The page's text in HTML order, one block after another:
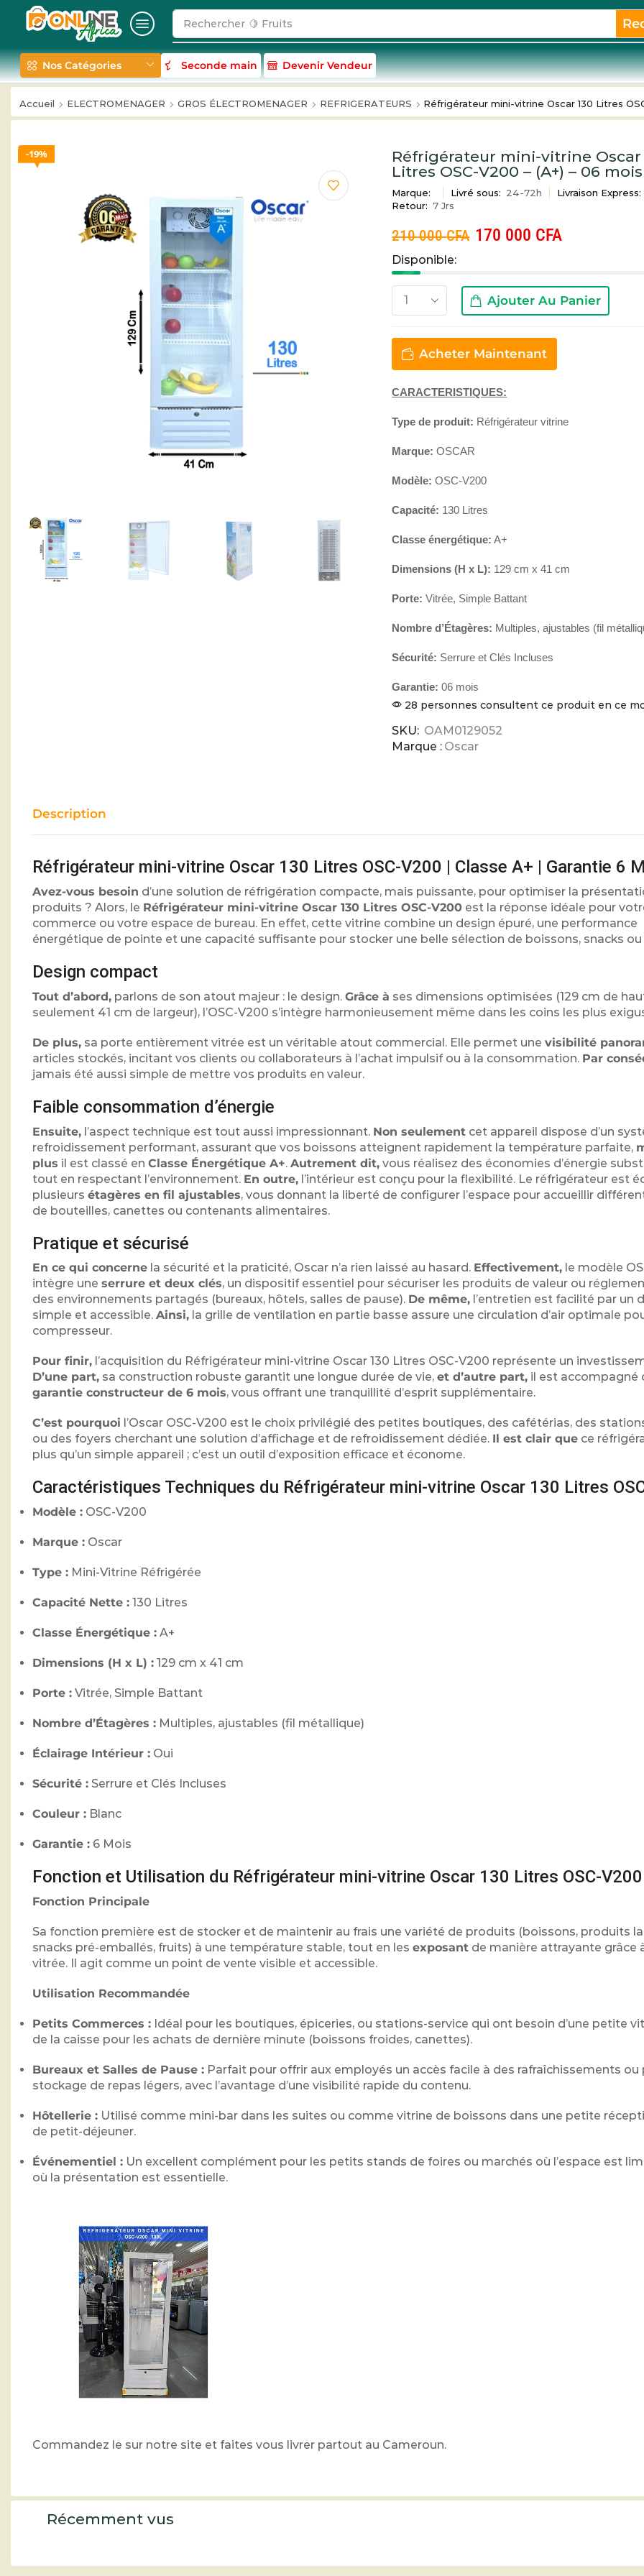
Rechercher 🍋 Fruits
Nos Catégories Seconde main Devenir Vendeur
Accueil ELECTROMENAGER GROS ÉLECTROMENAGER REFRIGERATEURS Réfrigérateur mini-vitrine Oscar 130 Litres
19%
Réfrigérateur mini-vitrine Oscar
Litres OSC-V200 – (A+) – 06 mois
Marque: Livré sous: 24-72h Livraison Express:
Retour: 7 Jrs
210 000CFA 170 000 CFA
Disponible:
Ajouter Au Panier
Acheter Maintenant
CARACTERISTIQUES:
Type de produit: Réfrigérateur vitrine
Marque: OSCAR
Modèle: OSC-V200
Capacité: 130 Litres
Classe énergétique: A+
Dimensions (H x L): 129 cm x 41 cm
Porte: Vitrée, Simple Battant
Nombre d’Étagères: Multiples, ajustables (fil
Sécurité: Serrure et Clés Incluses
Garantie: 06 mois
28 personnes consultent ce produit en ce
SKU: OAM0129052
Marque : Oscar
Description
Réfrigérateur mini-vitrine Oscar 130 Litres OSC-V200 | Classe A+ | Garantie 6
Avez-vous besoin d’une solution de réfrigération compacte, mais puissante, pour optimiser la
produits ? Alors, le Réfrigérateur mini-vitrine Oscar 130 Litres OSC-V200 est la réponse idéale pour
commerce ou votre espace de bureau. En effet, cette vitrine combine un design épuré, une performance
énergétique de pointe et une capacité suffisante pour stocker une belle sélection de boissons, snacks
Design compact
Tout d’abord, parlons de son atout majeur : le design. Grâce à ses dimensions optimisées (129 cm de
seulement 41 cm de largeur), l’OSC-V200 s’intègre harmonieusement même dans les coins les plus
De plus, sa porte entièrement vitrée est un véritable atout commercial. Elle permet une visibilité
articles stockés, incitant vos clients ou collaborateurs à l’achat impulsif ou à la consommation. Par
jamais été aussi simple de mettre vos produits en valeur.
Faible consommation d’énergie
Ensuite, l’aspect technique est tout aussi impressionnant. Non seulement cet appareil dispose d’un
refroidissement performant, assurant que vos boissons atteignent rapidement la température parfaite,
plus il est classé en Classe Énergétique A+. Autrement dit, vous réalisez des économies d’énergie
tout en respectant l’environnement. En outre, l’intérieur est conçu pour la flexibilité. Le réfrigérateur est
plusieurs étagères en fil ajustables, vous donnant la liberté de configurer l’espace pour accueillir
de bouteilles, canettes ou contenants alimentaires.
Pratique et sécurisé
En ce qui concerne la sécurité et la praticité, Oscar n’a rien laissé au hasard. Effectivement, le modèle
intègre une serrure et deux clés, un dispositif essentiel pour sécuriser les produits de valeur ou
des environnements partagés (bureaux, hôtels, salles de pause). De même, l’entretien est facilité par un
simple et accessible. Ainsi, la grille de ventilation en partie basse assure une circulation d’air optimale
compresseur.
Pour finir, l’acquisition du Réfrigérateur mini-vitrine Oscar 130 Litres OSC-V200 représente un
D’une part, sa construction robuste garantit une longue durée de vie, et d’autre part, il est accompagné
garantie constructeur de 6 mois, vous offrant une tranquillité d’esprit supplémentaire.
C’est pourquoi l’Oscar OSC-V200 est le choix privilégié des petites boutiques, des cafétérias, des
ou des foyers cherchant une solution d’affichage et de refroidissement dédiée. Il est clair que ce
plus qu’un simple appareil ; c’est un outil d’exposition efficace et économe.
Caractéristiques Techniques du Réfrigérateur mini-vitrine Oscar 130 Litres
Modèle : OSC-V200
Marque : Oscar
Type : Mini-Vitrine Réfrigérée
Capacité Nette : 130 Litres
Classe Énergétique : A+
Dimensions (H x L) : 129 cm x 41 cm
Porte : Vitrée, Simple Battant
Nombre d’Étagères : Multiples, ajustables (fil métallique)
Éclairage Intérieur : Oui
Sécurité : Serrure et Clés Incluses
Couleur : Blanc
Garantie : 6 Mois
Fonction et Utilisation du Réfrigérateur mini-vitrine Oscar 130 Litres OSC-V200
Fonction Principale
Sa fonction première est de stocker et de maintenir au frais une variété de produits (boissons, produits
snacks pré-emballés, fruits) à une température stable, tout en les exposant de manière attrayante grâce
vitrée. Il agit comme un point de vente visible et accessible.
Utilisation Recommandée
Petits Commerces : Idéal pour les boutiques, épiceries, ou stations-service qui ont besoin d’une petite
de la caisse pour les achats de dernière minute (boissons froides, canettes).
Bureaux et Salles de Pause : Parfait pour offrir aux employés un accès facile à des rafraîchissements ou
stockage de repas légers, avec l’avantage d’une visibilité rapide du contenu.
Hôtellerie : Utilisé comme mini-bar dans les suites ou comme vitrine de boissons dans une petite
de petit-déjeuner.
Événementiel : Un excellent complément pour les petits stands de foires ou marchés où l’espace est
où la présentation est essentielle.
Commandez le sur notre site et faites vous livrer partout au Cameroun.
Récemment vus